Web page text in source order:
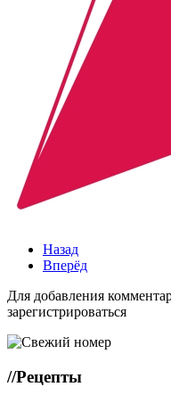
Назад
Вперёд
Для добавления
зарегистрироваться
//Рецепты